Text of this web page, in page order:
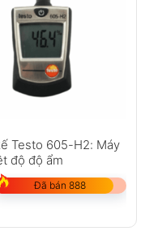
Testo 605-H2: Máy
độ độ ẩm
Đã bán 888